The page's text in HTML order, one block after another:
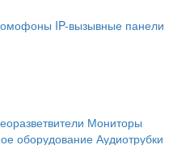
IP-вызывные панели
Мониторы
оборудование Аудиотрубки